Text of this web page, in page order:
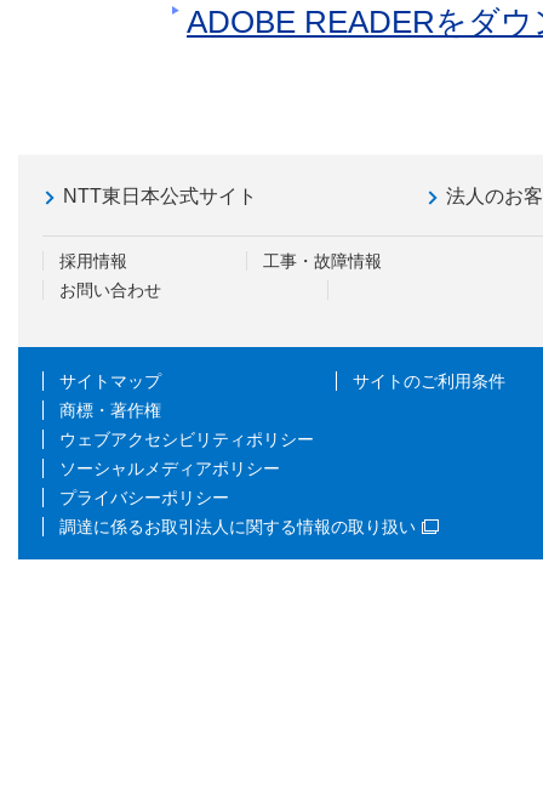
ADOBE READERをダ
NTT東日本公式サイト 法人のお
採用情報
工事・故障情報
お問い合わせ
サイトマップ
サイトのご利用条件
商標・著作権
ウェブアクセシビリティポリシー
ソーシャルメディアポリシー
プライバシーポリシー
調達に係るお取引法人に関する情報の取り扱い